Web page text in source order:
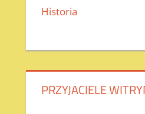
Historia
PRZYJACIELE